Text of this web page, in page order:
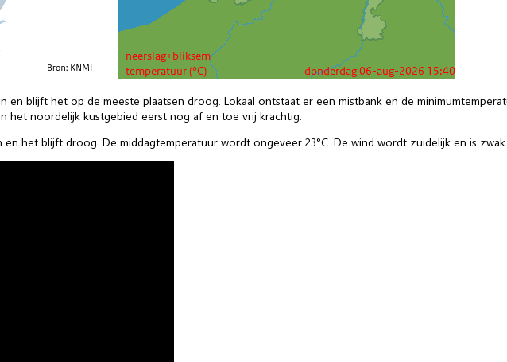
en blijft het op de meeste plaatsen droog. Lokaal ontstaat er een mistbank en de
het noordelijk kustgebied eerst nog af en toe vrij krachtig.
het blijft droog. De middagtemperatuur wordt ongeveer 23°C. De wind wordt zuidelijk en is zwak